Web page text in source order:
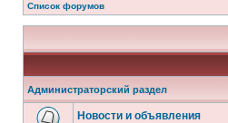
Список форумов
Администраторский раздел
Новости и объявления